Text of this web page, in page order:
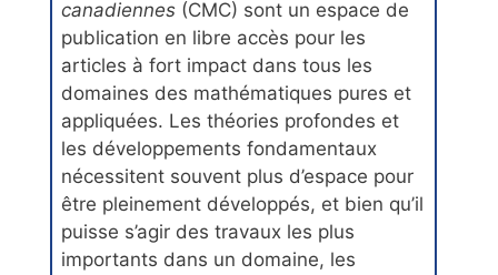
canadiennes (CMC) sont un espace de
publication en libre accès pour les
articles à fort impact dans tous les
domaines des mathématiques pures et
appliquées. Les théories profondes et
les développements fondamentaux
nécessitent souvent plus d’espace pour
être pleinement développés, et bien qu’il
puisse s’agir des travaux les plus
importants dans un domaine, les